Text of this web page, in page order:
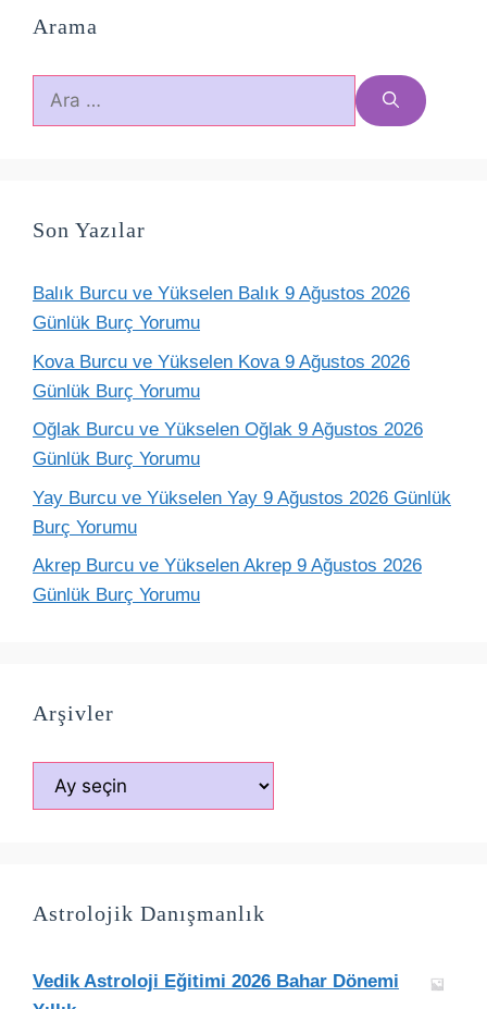
Arama
için
Son Yazılar
Balık Burcu ve Yükselen Balık 9 Ağustos 2026
Günlük Burç Yorumu
Kova Burcu ve Yükselen Kova 9 Ağustos 2026
Günlük Burç Yorumu
Oğlak Burcu ve Yükselen Oğlak 9 Ağustos 2026
Günlük Burç Yorumu
Yay Burcu ve Yükselen Yay 9 Ağustos 2026 Günlük
Burç Yorumu
Akrep Burcu ve Yükselen Akrep 9 Ağustos 2026
Günlük Burç Yorumu
Arşivler
Arşivler
Astrolojik Danışmanlık
Vedik Astroloji Eğitimi 2026 Bahar Dönemi